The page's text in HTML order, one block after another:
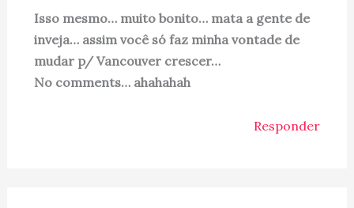
Isso mesmo… muito bonito… mata a gente de
inveja… assim você só faz minha vontade de
mudar p/ Vancouver crescer…
No comments… ahahahah
Responder